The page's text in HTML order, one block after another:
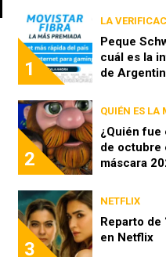
1
LA
Peque
cuál es la
de
2
QUIÉN ES LA
¿Quién fue
de octubre
máscara
3
NETFLIX
Reparto de
en Netflix